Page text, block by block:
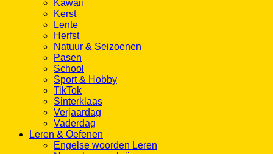
Kawaii
Kerst
Lente
Herfst
Natuur & Seizoenen
Pasen
School
Sport & Hobby
TikTok
Sinterklaas
Verjaardag
Vaderdag
Leren & Oefenen
Engelse woorden Leren